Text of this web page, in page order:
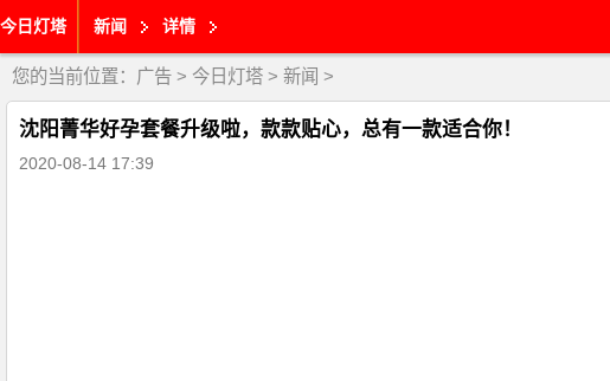
今日灯塔 新闻 详情
您的当前位置： 广告 > 今日灯塔 > 新闻 >
沈阳菁华好孕套餐升级啦，款款贴心，总有一款适合你！
2020-08-14 17:39